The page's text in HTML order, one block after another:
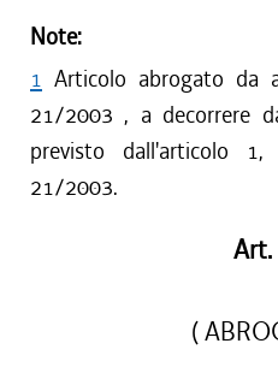
Note:
1 Articolo abrogato da
21/2003 , a decorrere
previsto dall'articolo
21/2003.
Art.
(